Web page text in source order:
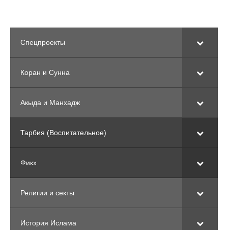
Спецпроекты
Коран и Сунна
Акыда и Манхадж
Тарбия (Воспитательное)
Фикх
Религии и секты
История Ислама